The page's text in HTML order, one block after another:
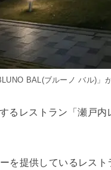
BAL(ブルーノ バル)」
るレストラン「瀬戸
を提供しているレス